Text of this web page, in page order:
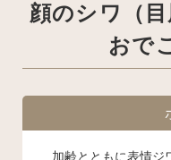
顔のシワ（目
おで
加齢とともに表情ジ